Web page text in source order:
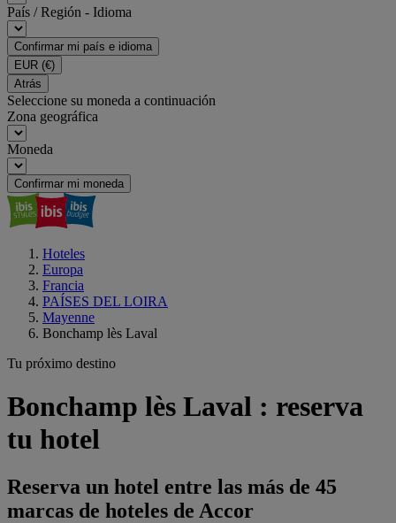
País / Región - Idioma
Confirmar mi país e idioma
EUR (€)
Atrás
Seleccione su moneda a continuación
Zona geográfica
Moneda
Confirmar mi moneda
Hoteles
Europa
Francia
PAÍSES DEL LOIRA
Mayenne
Bonchamp lès Laval
Tu próximo destino
Bonchamp lès Laval : reserva
tu hotel
Reserva un hotel entre las más de 45
marcas de hoteles de Accor